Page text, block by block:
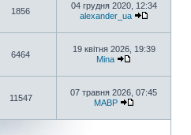
1856
04 грудня 2020, 12:34
alexander_ua
6464
19 квітня 2026, 19:39
Mina
11547
07 травня 2026, 07:45
MABP